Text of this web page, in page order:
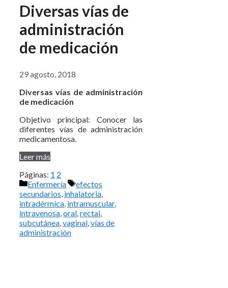
Diversas vías de
administración
de medicación
29 agosto, 2018
Diversas vías de administración
de medicación
Objetivo principal: Conocer las
diferentes vías de administración
medicamentosa.
Leer más
Páginas: 1 2
Categorías
Enfermería Etiquetas
efectos
secundarios, inhalatoria,
intradérmica, intramuscular,
intravenosa,oral,rectal,
subcutánea,vaginal,vías de
administración